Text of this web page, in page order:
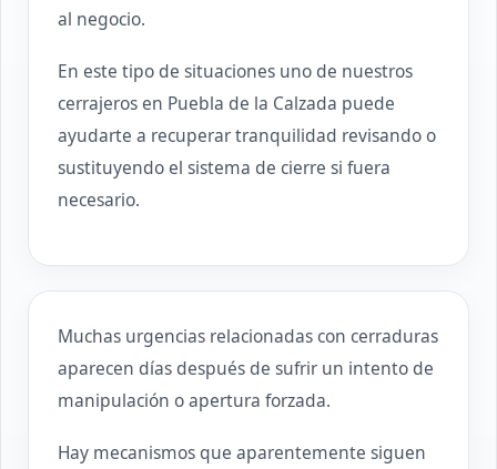
al negocio.
En este tipo de situaciones uno de nuestros
cerrajeros en Puebla de la Calzada puede
ayudarte a recuperar tranquilidad revisando o
sustituyendo el sistema de cierre si fuera
necesario.
Muchas urgencias relacionadas con cerraduras
aparecen días después de sufrir un intento de
manipulación o apertura forzada.
Hay mecanismos que aparentemente siguen